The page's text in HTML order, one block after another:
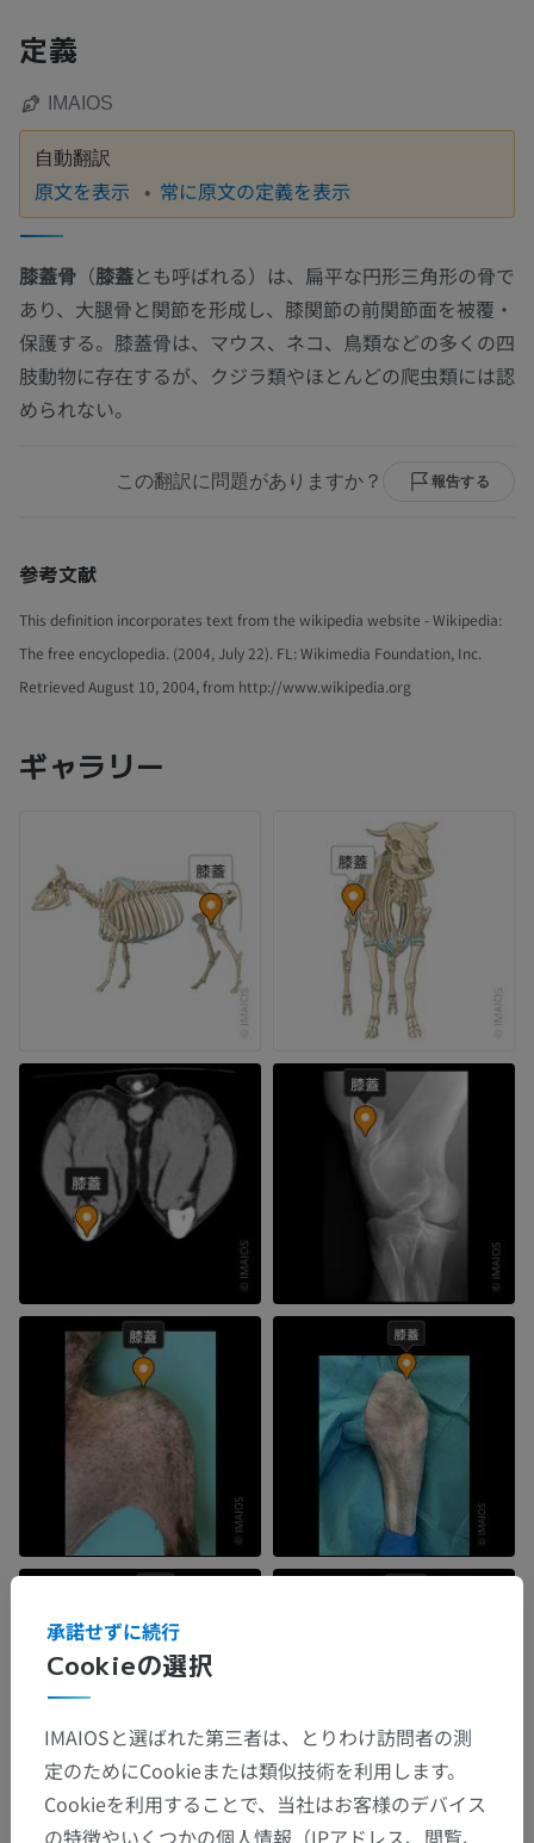
定義
IMAIOS
自動翻訳
原文を表示 常に原文の定義を表示
膝蓋骨 （膝蓋とも呼ばれる）は、扁平な円形三角形の骨で
あり、大腿骨と関節を形成し、膝関節の前関節面を被覆・
保護する。膝蓋骨は、マウス、ネコ、鳥類などの多くの四
肢動物に存在するが、クジラ類やほとんどの爬虫類には認
められない。
この翻訳に問題がありますか？ 報告する
参考文献
This definition incorporates text from the wikipedia website - Wikipedia:
The free encyclopedia. (2004, July 22). FL: Wikimedia Foundation, Inc.
Retrieved August 10, 2004, from http://www.wikipedia.org
ギャラリー
Cookieの選択
承諾せずに続行
IMAIOSと選ばれた第三者は、とりわけ訪問者の測
定のためにCookieまたは類似技術を利用します。
Cookieを利用することで、当社はお客様のデバイス